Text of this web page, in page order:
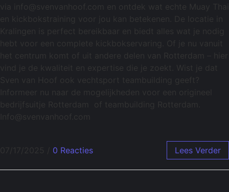
via info@svenvanhoof.com en ontdek wat echte Muay Thai
en kickbokstraining voor jou kan betekenen. De locatie in
Kralingen is perfect bereikbaar en biedt alles wat je nodig
hebt voor een complete kickbokservaring. Of je nu vanuit
het centrum komt of uit andere delen van Rotterdam – hier
vind je de kwaliteit en expertise die je zoekt. Wist je dat
Sven van Hoof ook vechtsport teambuilding geeft?
Informeer nu naar de mogelijkheden voor een origineel
bedrijfsuitje Rotterdam of teambuilding Rotterdam.
Info@svenvanhoof.com
0 Reacties Lees Verder